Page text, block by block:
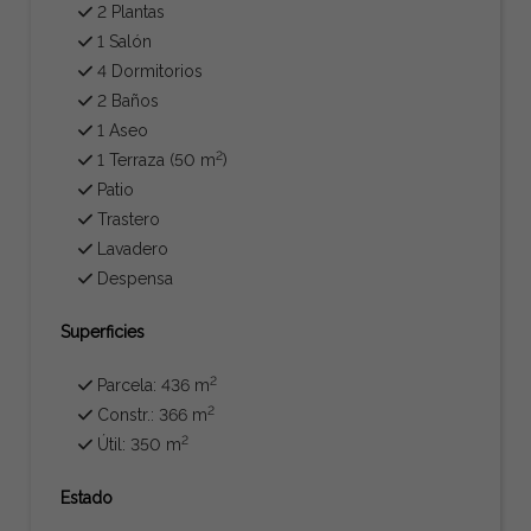
2 Plantas
1 Salón
4 Dormitorios
2 Baños
1 Aseo
1 Terraza (50 m2)
Patio
Trastero
Lavadero
Despensa
Superficies
Parcela: 436 m2
Constr.: 366 m2
Útil: 350 m2
Estado